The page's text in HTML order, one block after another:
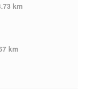
km
km